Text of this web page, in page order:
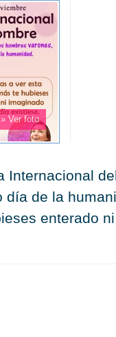
» Ver foto
Internacional
día de la
enterado